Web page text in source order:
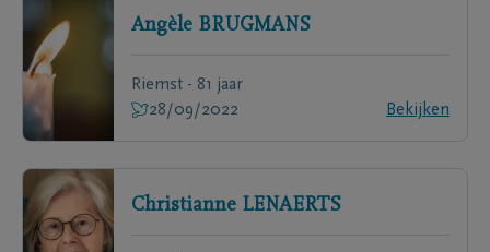
Angèle BRUGMANS
Riemst - 81 jaar
28/09/2022
Bekijken
Christianne LENAERTS